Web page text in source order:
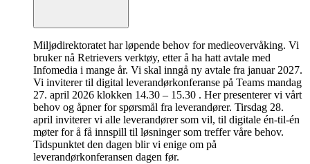
Miljødirektoratet har løpende behov for medieovervåking. Vi
bruker nå Retrievers verktøy, etter å ha hatt avtale med
Infomedia i mange år. Vi skal inngå ny avtale fra januar 2027.
Vi inviterer til digital leverandørkonferanse på Teams mandag
27. april 2026 klokken 14.30 – 15.30 . Her presenterer vi vårt
behov og åpner for spørsmål fra leverandører. Tirsdag 28.
april inviterer vi alle leverandører som vil, til digitale én-til-én
møter for å få innspill til løsninger som treffer våre behov.
Tidspunktet den dagen blir vi enige om på
leverandørkonferansen dagen før.